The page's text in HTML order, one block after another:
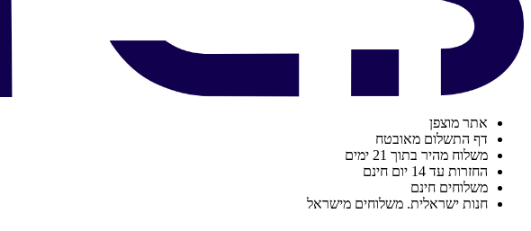
אתר מוצפן
דף התשלום מאובטח
משלוח מהיר בתוך 21 ימים
החזרות עד 14 יום חינם
משלוחים חינם
חנות ישראלית. משלוחים מישראל